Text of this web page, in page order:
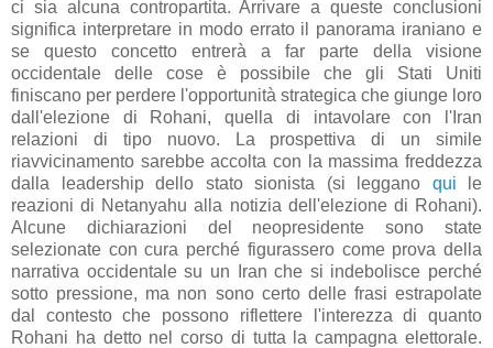
ci sia alcuna contropartita. Arrivare a queste conclusioni
significa interpretare in modo errato il panorama iraniano e
se questo concetto entrerà a far parte della visione
occidentale delle cose è possibile che gli Stati Uniti
finiscano per perdere l'opportunità strategica che giunge loro
dall'elezione di Rohani, quella di intavolare con l'Iran
relazioni di tipo nuovo. La prospettiva di un simile
riavvicinamento sarebbe accolta con la massima freddezza
dalla leadership dello stato sionista (si leggano qui le
reazioni di Netanyahu alla notizia dell'elezione di Rohani).
Alcune dichiarazioni del neopresidente sono state
selezionate con cura perché figurassero come prova della
narrativa occidentale su un Iran che si indebolisce perché
sotto pressione, ma non sono certo delle frasi estrapolate
dal contesto che possono riflettere l'interezza di quanto
Rohani ha detto nel corso di tutta la campagna elettorale.